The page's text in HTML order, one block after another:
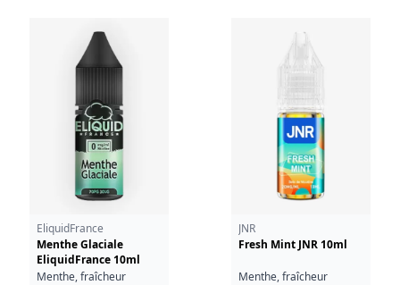
EliquidFrance
Menthe Glaciale
EliquidFrance 10ml
Menthe, fraîcheur
JNR
Fresh Mint JNR 10ml
Menthe, fraîcheur